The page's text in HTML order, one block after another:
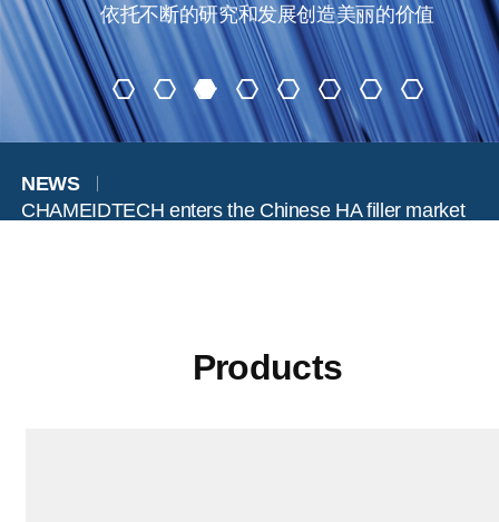
依托不断的研究和发展创造美丽的价值
NEWS
CHAMEIDTECH enters the Chinese HA filler market
Products